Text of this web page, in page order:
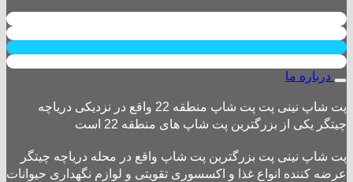
درباره ما
پت شاپ نینی پت پت شاپ منطقه 22 واقع در نزدیکی دریاچه
چیتگر یکی از بزرگترین پت شاپ های منطقه 22 است
پت شاپ نینی پت بزرگترین پت شاپ واقع در محله دریاچه چیتگر
عرضه کننده انواع غذا و اکسسوری تقویتی و لوازم نگهداری حیوانات